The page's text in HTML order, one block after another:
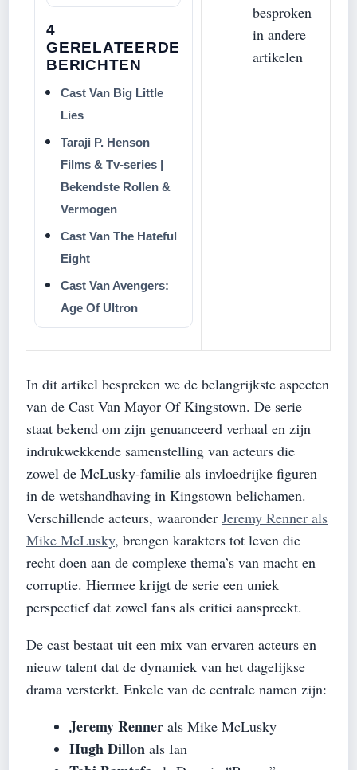
4
GERELATEERDE
BERICHTEN
Cast Van Big Little
Lies
Taraji P. Henson
Films & Tv-series |
Bekendste Rollen &
Vermogen
Cast Van The Hateful
Eight
Cast Van Avengers:
Age Of Ultron
besproken
in andere
artikelen
In dit artikel bespreken we de belangrijkste aspecten
van de Cast Van Mayor Of Kingstown. De serie
staat bekend om zijn genuanceerd verhaal en zijn
indrukwekkende samenstelling van acteurs die
zowel de McLusky-familie als invloedrijke figuren
in de wetshandhaving in Kingstown belichamen.
Verschillende acteurs, waaronder Jeremy Renner als
Mike McLusky, brengen karakters tot leven die
recht doen aan de complexe thema’s van macht en
corruptie. Hiermee krijgt de serie een uniek
perspectief dat zowel fans als critici aanspreekt.
De cast bestaat uit een mix van ervaren acteurs en
nieuw talent dat de dynamiek van het dagelijkse
drama versterkt. Enkele van de centrale namen zijn:
Jeremy Renner als Mike McLusky
Hugh Dillon als Ian